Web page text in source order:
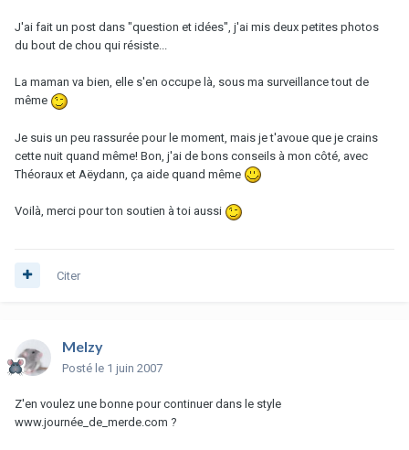
J'ai fait un post dans "question et idées", j'ai mis deux petites photos
du bout de chou qui résiste...
La maman va bien, elle s'en occupe là, sous ma surveillance tout de
même
Je suis un peu rassurée pour le moment, mais je t'avoue que je crains
cette nuit quand même! Bon, j'ai de bons conseils à mon côté, avec
Théoraux et Aëydann, ça aide quand même
Voilà, merci pour ton soutien à toi aussi
Citer
Melzy
Posté le 1 juin 2007
Z'en voulez une bonne pour continuer dans le style
www.journée_de_merde.com ?